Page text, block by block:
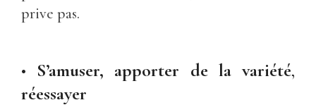
prive pas.
• S’amuser, apporter de la variété,
réessayer